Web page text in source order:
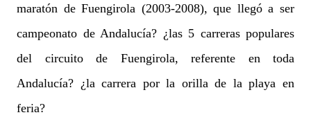
maratón de Fuengirola (2003-2008), que llegó a ser
campeonato de Andalucía? ¿las 5 carreras populares
del circuito de Fuengirola, referente en toda
Andalucía? ¿la carrera por la orilla de la playa en
feria?